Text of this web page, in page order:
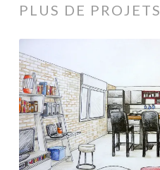
PLUS DE PROJETS